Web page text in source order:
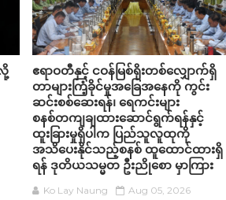
ဧရာဝတီနှင့် ငဝန်မြစ်ရိုးတစ်လျှောက်ရှိ
တာများကြံ့ခိုင်မှုအခြေအနေကို ကွင်း
ဆင်းစစ်ဆေးရန်၊ ရေကင်းများ
စနစ်တကျချထားဆောင်ရွက်ရန်နှင့်
ထူးခြားမှုရှိပါက ပြည်သူလူထုကို
အသိပေးနိုင်သည့်စနစ် ထူထောင်ထားရှိ
ရန် ဒုတိယသမ္မတ ဦးညိုစော မှာကြား
Ko Lay Naung Aug 05, 2026